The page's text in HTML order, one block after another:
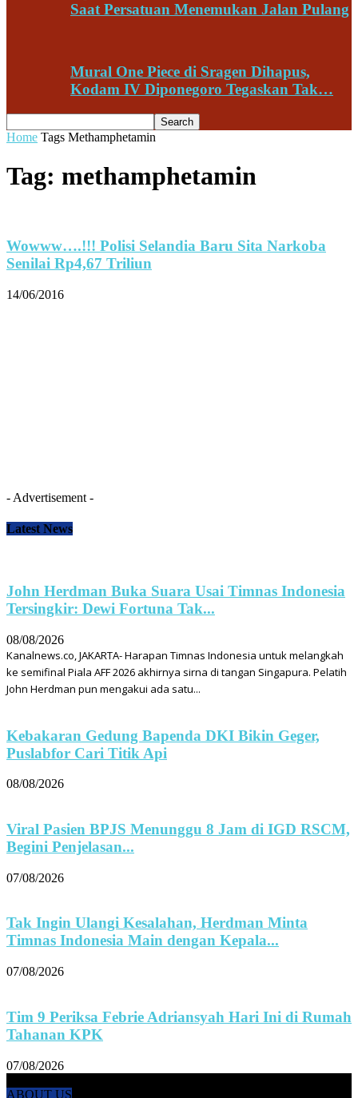
Saat Persatuan Menemukan Jalan Pulang
Mural One Piece di Sragen Dihapus,
Kodam IV Diponegoro Tegaskan Tak…
Home Tags Methamphetamin
Tag: methamphetamin
Wowww….!!! Polisi Selandia Baru Sita Narkoba
Senilai Rp4,67 Triliun
14/06/2016
- Advertisement -
Latest News
John Herdman Buka Suara Usai Timnas Indonesia
Tersingkir: Dewi Fortuna Tak...
08/08/2026
Kanalnews.co, JAKARTA- Harapan Timnas Indonesia untuk melangkah
ke semifinal Piala AFF 2026 akhirnya sirna di tangan Singapura. Pelatih
John Herdman pun mengakui ada satu...
Kebakaran Gedung Bapenda DKI Bikin Geger,
Puslabfor Cari Titik Api
08/08/2026
Viral Pasien BPJS Menunggu 8 Jam di IGD RSCM,
Begini Penjelasan...
07/08/2026
Tak Ingin Ulangi Kesalahan, Herdman Minta
Timnas Indonesia Main dengan Kepala...
07/08/2026
Tim 9 Periksa Febrie Adriansyah Hari Ini di Rumah
Tahanan KPK
07/08/2026
ABOUT US